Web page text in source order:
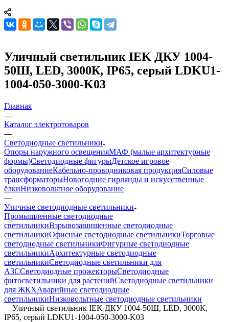
Уличный светильник IEK ДКУ 1004-
50Ш, LED, 3000К, IP65, серый LDKU1-
1004-050-3000-K03
Главная
—
Каталог электротоваров
—
Светодиодные светильники
Опоры наружного освещенияМАФ (малые архитектурные
формы)Светодиодные фигурыДетское игровое
оборудованиеКабельно-проводниковая продукцияСиловые
трансформаторыНовогодние гирлянды и искусственные
ёлкиНизковольтное оборудование
—
Уличные светодиодные светильники
Промышленные светодиодные
светильникиВзрывозащищенные светодиодные
светильникиОфисные светодиодные светильникиТорговые
светодиодные светильникиФигурные светодиодные
светильникиАрхитектурные светодиодные
светильникиСветодиодные светильники для
АЗССветодиодные прожекторыСветодиодные
фитосветильники для растенийСветодиодные светильники
для ЖКХАварийные светодиодные
светильникиНизковольтные светодиодные светильники
—Уличный светильник IEK ДКУ 1004-50Ш, LED, 3000К,
IP65, серый LDKU1-1004-050-3000-K03